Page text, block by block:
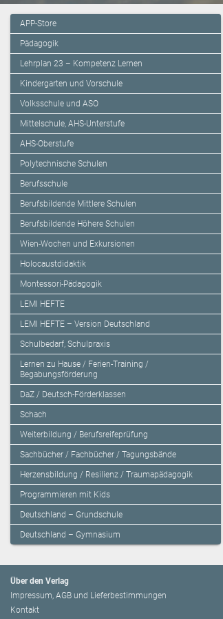
APP-Store
Pädagogik
Lehrplan 23 – Kompetenz Lernen
Kindergarten und Vorschule
Volksschule und ASO
Mittelschule, AHS-Unterstufe
AHS-Oberstufe
Polytechnische Schulen
Berufsschule
Berufsbildende Mittlere Schulen
Berufsbildende Höhere Schulen
Wien-Wochen und Exkursionen
Holocaustdidaktik
Montessori-Pädagogik
LEMI HEFTE
LEMI HEFTE – Version Deutschland
Schulbedarf, Schulpraxis
Lernen zu Hause / Ferien-Training /
Begabungsförderung
DaZ / Deutsch-Förderklassen
Schach
Weiterbildung / Berufsreifeprüfung
Sachbücher / Fachbücher / Tagungsbände
Herzensbildung / Resilienz / Traumapädagogik
Programmieren mit Kids
Deutschland – Grundschule
Deutschland – Gymnasium
Über den Verlag
Impressum, AGB und Lieferbestimmungen
Kontakt